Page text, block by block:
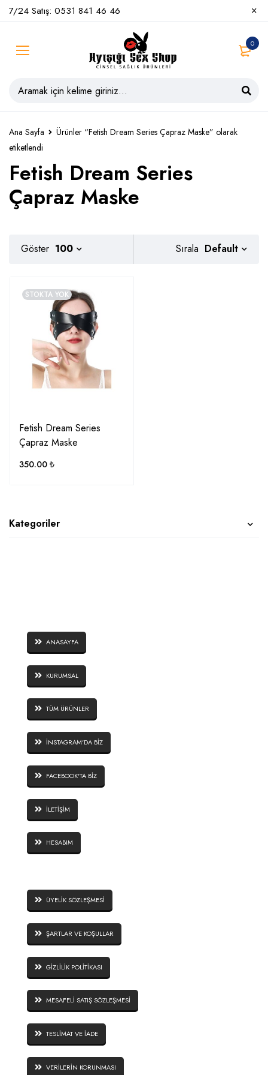
7/24 Satış: 0531 841 46 46
0
Ana Sayfa
Ürünler “Fetish Dream Series Çapraz Maske” olarak
etiketlendi
Fetish Dream Series
Çapraz Maske
Kategoriler
Sırala Default
Göster 100
STOKTA YOK
Fetish Dream Series
Çapraz Maske
350.00 ₺
ANASAYFA
KURUMSAL
TÜM ÜRÜNLER
İNSTAGRAM'DA BİZ
FACEBOOK'TA BİZ
İLETİŞİM
HESABIM
ÜYELİK SÖZLEŞMESİ
ŞARTLAR VE KOŞULLAR
GİZLİLİK POLİTİKASI
MESAFELİ SATIŞ SÖZLEŞMESİ
TESLİMAT VE İADE
VERİLERİN KORUNMASI